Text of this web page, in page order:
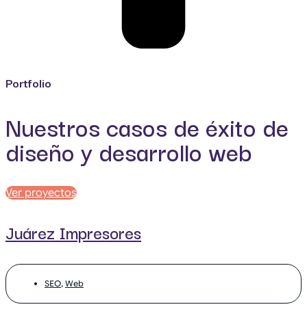
Portfolio
Nuestros casos de éxito de
diseño y desarrollo web
Ver proyectos
Juárez Impresores
SEO, Web